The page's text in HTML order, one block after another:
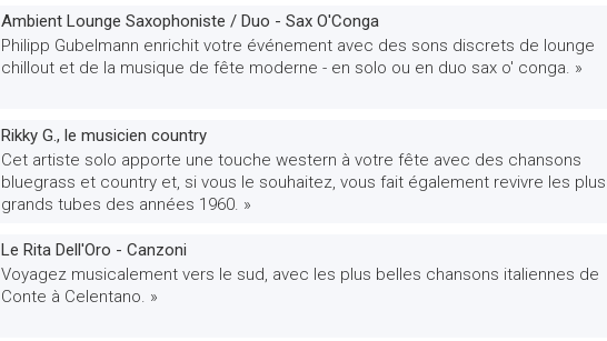
Ambient Lounge Saxophoniste / Duo - Sax O'Conga
Philipp Gubelmann enrichit votre événement avec des sons discrets de lounge
chillout et de la musique de fête moderne - en solo ou en duo sax o' conga. »
Rikky G., le musicien country
Cet artiste solo apporte une touche western à votre fête avec des chansons
bluegrass et country et, si vous le souhaitez, vous fait également revivre les plus
grands tubes des années 1960. »
Le Rita Dell'Oro - Canzoni
Voyagez musicalement vers le sud, avec les plus belles chansons italiennes de
Conte à Celentano. »